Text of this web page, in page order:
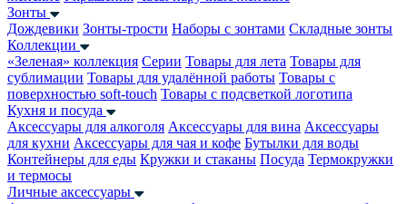
Зонты
Дождевики Зонты-трости Наборы с зонтами Складные зонты
Коллекции
«Зеленая» коллекция Серии Товары для лета Товары для
сублимации Товары для удалённой работы Товары с
поверхностью soft-touch Товары с подсветкой логотипа
Кухня и посуда
Аксессуары для алкоголя Аксессуары для вина Аксессуары
для кухни Аксессуары для чая и кофе Бутылки для воды
Контейнеры для еды Кружки и стаканы Посуда Термокружки
и термосы
Личные аксессуары